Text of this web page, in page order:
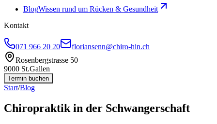
BlogWissen rund um Rücken & Gesundheit
Kontakt
071 966 20 20
floriansenn@chiro-hin.ch
Rosenbergstrasse 50
9000 St.Gallen
Termin buchen
Start/Blog
Chiropraktik in der Schwangerschaft